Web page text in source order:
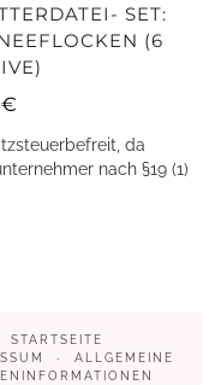
SET:
(6
€
da
nach §19 (1)
STARTSEITE
ALLGEMEINE